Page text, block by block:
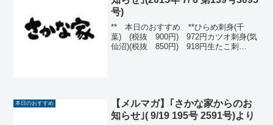
号)
** 本日のおすすめ **ひらめ刺身(千
葉) (税抜 900円) 972円カツオ刺身(気
仙沼)(税抜 850円) 918円生たこ刺
本日のおすすめ
【メルマガ】｢さかな家からのお
知らせ｣( 9/19 195号 2591号)より